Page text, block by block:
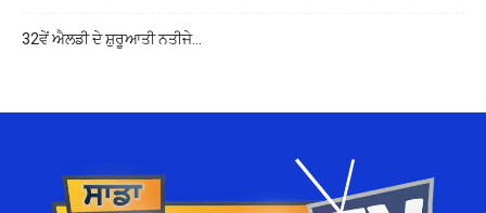
32ਵੇਂ ਐਲਡੀ ਦੇ ਸ਼ੁਰੂਆਤੀ ਨਤੀਜੇ…